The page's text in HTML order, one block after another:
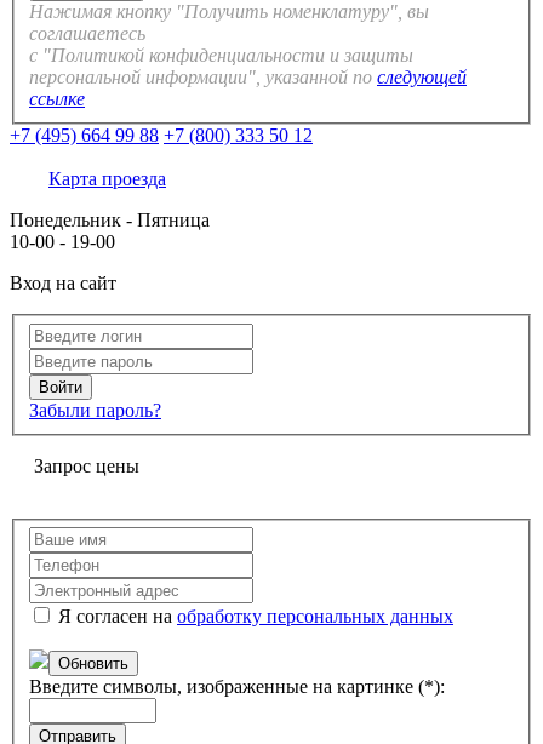
Нажимая кнопку "Получить номенклатуру", вы
соглашаетесь
с "Политикой конфиденциальности и защиты
персональной информации", указанной по следующей
ссылке
+7 (495) 664 99 88 +7 (800) 333 50 12
Карта проезда
Понедельник - Пятница
10-00 - 19-00
Вход на сайт
Забыли пароль?
Запрос цены
Я согласен на обработку персональных данных
Обновить
Введите символы, изображенные на картинке (*):